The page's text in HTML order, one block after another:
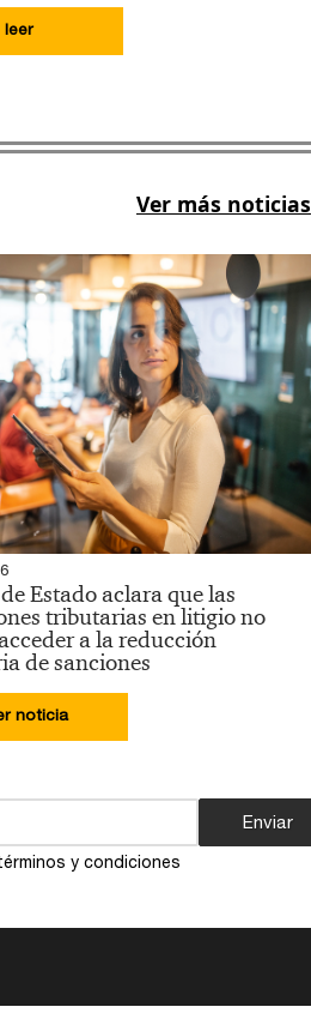
leer
Ver más noticias
Estado aclara que las
tributarias en litigio no
a la reducción
de sanciones
noticia
Enviar
y condiciones